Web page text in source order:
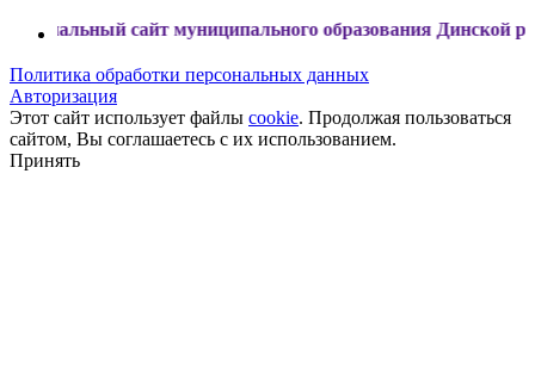
муниципального образования Динской район
Политика обработки персональных данных
Авторизация
Этот сайт использует файлы cookie. Продолжая пользоваться
сайтом, Вы соглашаетесь с их использованием.
Принять